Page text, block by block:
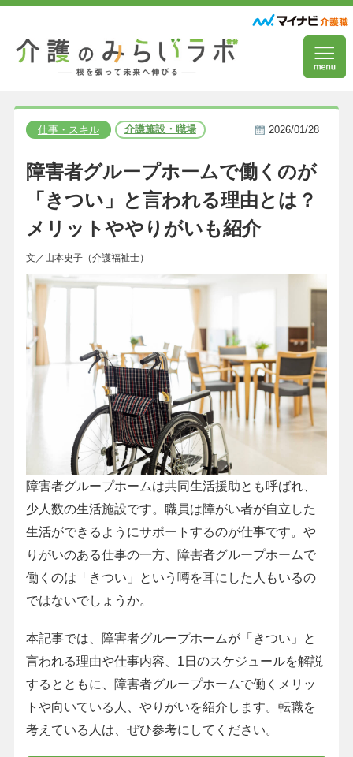
仕事・スキル 介護施設・職場 2026/01/28
障害者グループホームで働くのが
「きつい」と言われる理由とは？
メリットややりがいも紹介
文／山本史子（介護福祉士）
障害者グループホームは共同生活援助とも呼ばれ、
少人数の生活施設です。職員は障がい者が自立した
生活ができるようにサポートするのが仕事です。や
りがいのある仕事の一方、障害者グループホームで
働くのは「きつい」という噂を耳にした人もいるの
ではないでしょうか。
本記事では、障害者グループホームが「きつい」と
言われる理由や仕事内容、1日のスケジュールを解説
するとともに、障害者グループホームで働くメリッ
トや向いている人、やりがいを紹介します。転職を
考えている人は、ぜひ参考にしてください。